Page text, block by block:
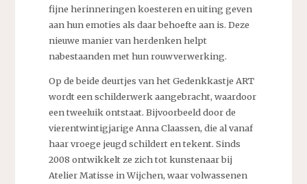
fijne herinneringen koesteren en uiting geven
aan hun emoties als daar behoefte aan is. Deze
nieuwe manier van herdenken helpt
nabestaanden met hun rouwverwerking.
Op de beide deurtjes van het Gedenkkastje ART
wordt een schilderwerk aangebracht, waardoor
een tweeluik ontstaat. Bijvoorbeeld door de
vierentwintigjarige Anna Claassen, die al vanaf
haar vroege jeugd schildert en tekent. Sinds
2008 ontwikkelt ze zich tot kunstenaar bij
Atelier Matisse in Wijchen, waar volwassenen